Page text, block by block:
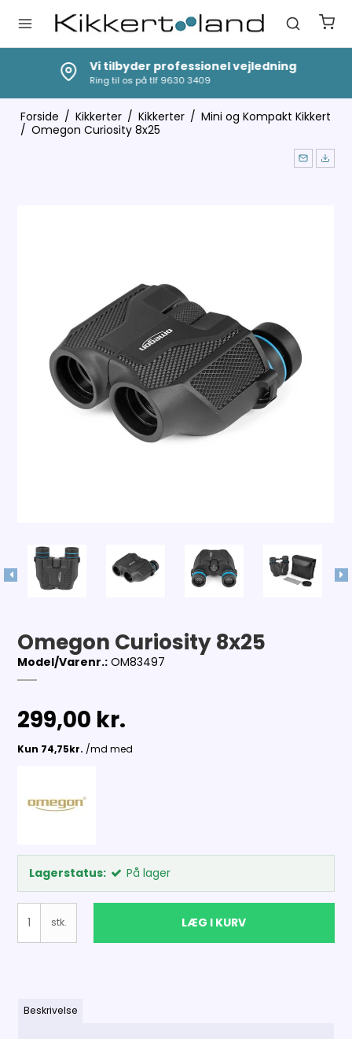
Vi tilbyder professionel vejledning
Ring til os på tlf 9630 3409
Forside / Kikkerter / Kikkerter / Mini og Kompakt Kikkert
/ Omegon Curiosity 8x25
Omegon Curiosity 8x25
Model/Varenr.: OM83497
299,00 kr.
Lagerstatus: På lager
stk. LÆG I KURV
Beskrivelse